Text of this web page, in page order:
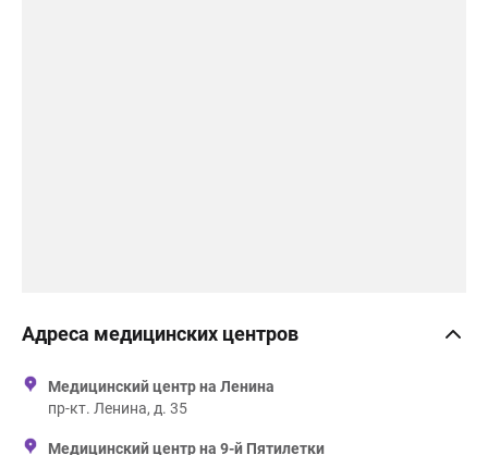
Адреса медицинских центров
Медицинский центр на Ленина
пр-кт. Ленина, д. 35
Медицинский центр на 9-й Пятилетки